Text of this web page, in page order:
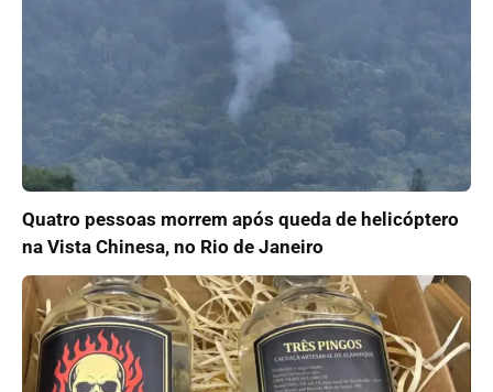
Quatro pessoas morrem após queda de helicóptero
na Vista Chinesa, no Rio de Janeiro